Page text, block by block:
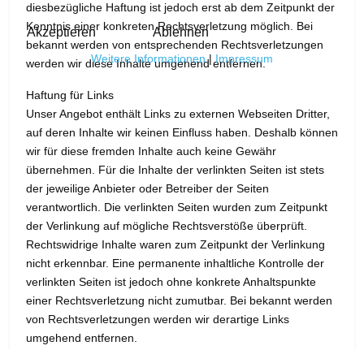
diesbezügliche Haftung ist jedoch erst ab dem Zeitpunkt der
Kenntnis einer konkreten Rechtsverletzung möglich. Bei
bekannt werden von entsprechenden Rechtsverletzungen
werden wir diese Inhalte umgehend entfernen.
Haftung für Links
Unser Angebot enthält Links zu externen Webseiten Dritter,
auf deren Inhalte wir keinen Einfluss haben. Deshalb können
wir für diese fremden Inhalte auch keine Gewähr
übernehmen. Für die Inhalte der verlinkten Seiten ist stets
der jeweilige Anbieter oder Betreiber der Seiten
verantwortlich. Die verlinkten Seiten wurden zum Zeitpunkt
der Verlinkung auf mögliche Rechtsverstöße überprüft.
Rechtswidrige Inhalte waren zum Zeitpunkt der Verlinkung
nicht erkennbar. Eine permanente inhaltliche Kontrolle der
verlinkten Seiten ist jedoch ohne konkrete Anhaltspunkte
einer Rechtsverletzung nicht zumutbar. Bei bekannt werden
von Rechtsverletzungen werden wir derartige Links
umgehend entfernen.
Akzeptieren Ablehnen
Weitere Informationen| Impressum